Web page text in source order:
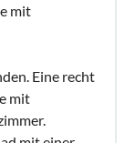
mit
Eine recht
mit